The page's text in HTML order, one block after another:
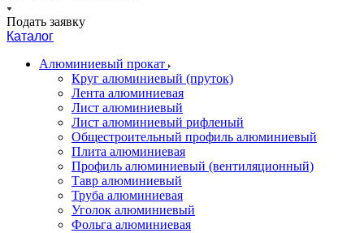
Подать заявку
Каталог
Алюминиевый прокат
Круг алюминиевый (пруток)
Лента алюминиевая
Лист алюминиевый
Лист алюминиевый рифленый
Общестроительный профиль алюминиевый
Плита алюминиевая
Профиль алюминиевый (вентиляционный)
Тавр алюминиевый
Труба алюминиевая
Уголок алюминиевый
Фольга алюминиевая